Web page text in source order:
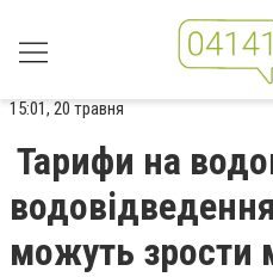
15:01, 20 травня
Тарифи на
можуть зрости